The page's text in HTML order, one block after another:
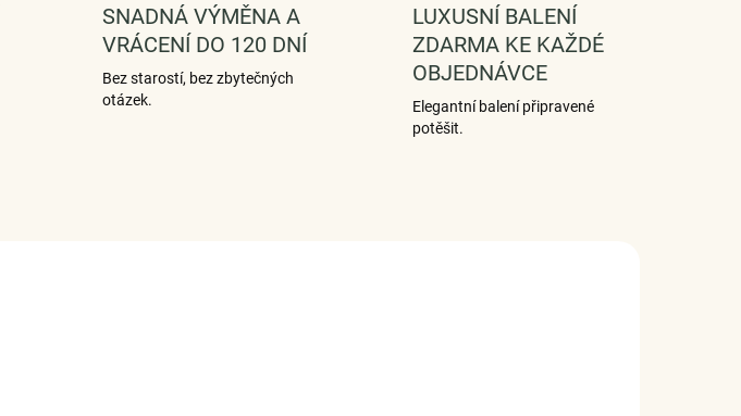
SNADNÁ VÝMĚNA A
VRÁCENÍ DO 120 DNÍ
Bez starostí, bez zbytečných
otázek.
LUXUSNÍ BALENÍ
ZDARMA KE KAŽDÉ
OBJEDNÁVCE
Elegantní balení připravené
potěšit.